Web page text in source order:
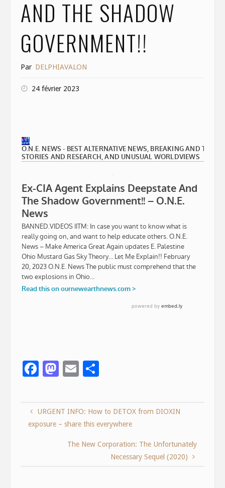
AND THE SHADOW
GOVERNMENT!!
Par DELPHIAVALON
24 février 2023
F
b
M
d
n
E
l
e
URGENT INFO: How to DETOX from DIOXIN
exposure – share this everywhere
The New Corporation: The Unfortunately
Necessary Sequel (2020)